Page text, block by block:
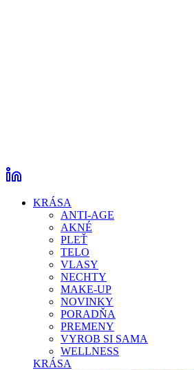
KRÁSA
ANTI-AGE
AKNÉ
PLEŤ
TELO
VLASY
NECHTY
MAKE-UP
NOVINKY
PORADŇA
PREMENY
VYROB SI SAMA
WELLNESS
KRÁSA